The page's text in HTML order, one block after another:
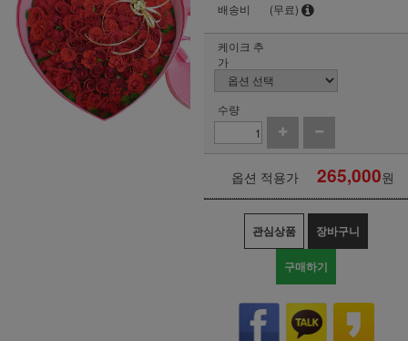
배송비
(무료)
케이크 추
가
수량
옵션 적용가 265,000원
관심상품 장바구니
구매하기